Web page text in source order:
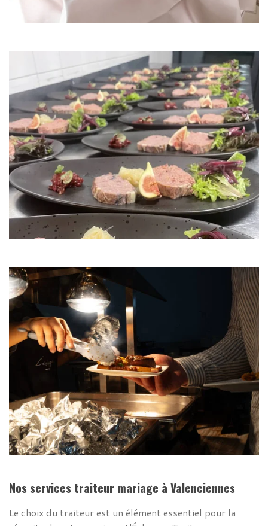
Nos services traiteur mariage à Valenciennes
Le choix du traiteur est un élément essentiel pour la